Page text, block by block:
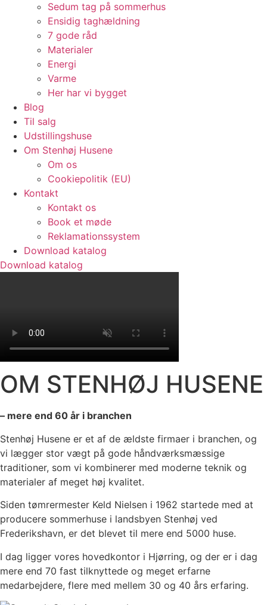
Sedum tag på sommerhus
Ensidig taghældning
7 gode råd
Materialer
Energi
Varme
Her har vi bygget
Blog
Til salg
Udstillingshuse
Om Stenhøj Husene
Om os
Cookiepolitik (EU)
Kontakt
Kontakt os
Book et møde
Reklamationssystem
Download katalog
Download katalog
OM STENHØJ HUSENE
– mere end 60 år i branchen
Stenhøj Husene er et af de ældste firmaer i branchen, og
vi lægger stor vægt på gode håndværksmæssige
traditioner, som vi kombinerer med moderne teknik og
materialer af meget høj kvalitet.
Siden tømrermester Keld Nielsen i 1962 startede med at
producere sommerhuse i landsbyen Stenhøj ved
Frederikshavn, er det blevet til mere end 5000 huse.
I dag ligger vores hovedkontor i Hjørring, og der er i dag
mere end 70 fast tilknyttede og meget erfarne
medarbejdere, flere med mellem 30 og 40 års erfaring.